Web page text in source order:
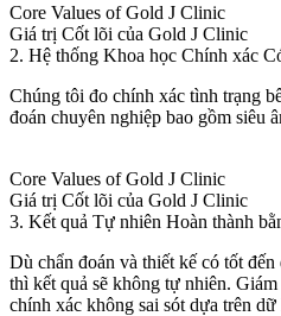
Core Values of Gold J Clinic
Giá trị Cốt lõi của Gold J Clinic
2. Hệ thống Khoa học Chính xác
Chúng tôi đo chính xác tình trạng
đoán chuyên nghiệp bao gồm siêu
Core Values of Gold J Clinic
Giá trị Cốt lõi của Gold J Clinic
3. Kết quả Tự nhiên Hoàn thành
Dù chẩn đoán và thiết kế có tốt
thì kết quả sẽ không tự nhiên.
chính xác không sai sót dựa trên